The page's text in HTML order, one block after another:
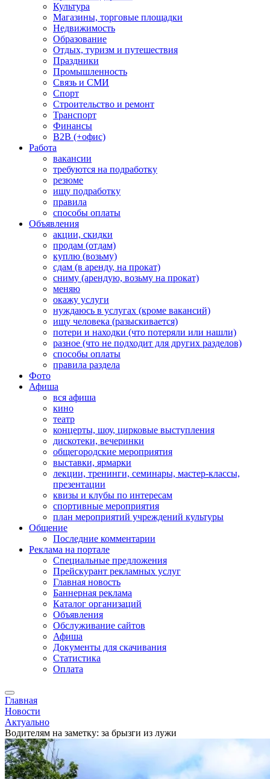
Культура
Магазины, торговые площадки
Недвижимость
Образование
Отдых, туризм и путешествия
Праздники
Промышленность
Связь и СМИ
Спорт
Строительство и ремонт
Транспорт
Финансы
B2B (+офис)
Работа
вакансии
требуются на подработку
резюме
ищу подработку
правила
способы оплаты
Объявления
акции, скидки
продам (отдам)
куплю (возьму)
сдам (в аренду, на прокат)
сниму (арендую, возьму на прокат)
меняю
окажу услуги
нуждаюсь в услугах (кроме вакансий)
ищу человека (разыскивается)
потери и находки (что потеряли или нашли)
разное (что не подходит для других разделов)
способы оплаты
правила раздела
Фото
Афиша
вся афиша
кино
театр
концерты, шоу, цирковые выступления
дискотеки, вечеринки
общегородские мероприятия
выставки, ярмарки
лекции, тренинги, семинары, мастер-классы,
презентации
квизы и клубы по интересам
спортивные мероприятия
план мероприятий учреждений культуры
Общение
Последние комментарии
Реклама на портале
Специальные предложения
Прейскурант рекламных услуг
Главная новость
Баннерная реклама
Каталог организаций
Объявления
Обслуживание сайтов
Афиша
Документы для скачивания
Статистика
Оплата
Главная
Новости
Актуально
Водителям на заметку: за брызги из лужи